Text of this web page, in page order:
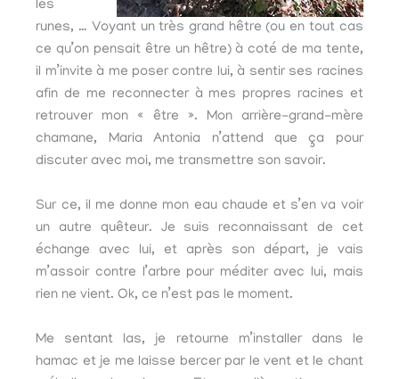
les
runes, … Voyant un très grand hêtre (ou en tout cas
ce qu’on pensait être un hêtre) à coté de ma tente,
il m’invite à me poser contre lui, à sentir ses racines
afin de me reconnecter à mes propres racines et
retrouver mon « être ». Mon arrière-grand-mère
chamane, Maria Antonia n’attend que ça pour
discuter avec moi, me transmettre son savoir.
Sur ce, il me donne mon eau chaude et s’en va voir
un autre quêteur. Je suis reconnaissant de cet
échange avec lui, et après son départ, je vais
m’assoir contre l’arbre pour méditer avec lui, mais
rien ne vient. Ok, ce n’est pas le moment.
Me sentant las, je retourne m’installer dans le
hamac et je me laisse bercer par le vent et le chant